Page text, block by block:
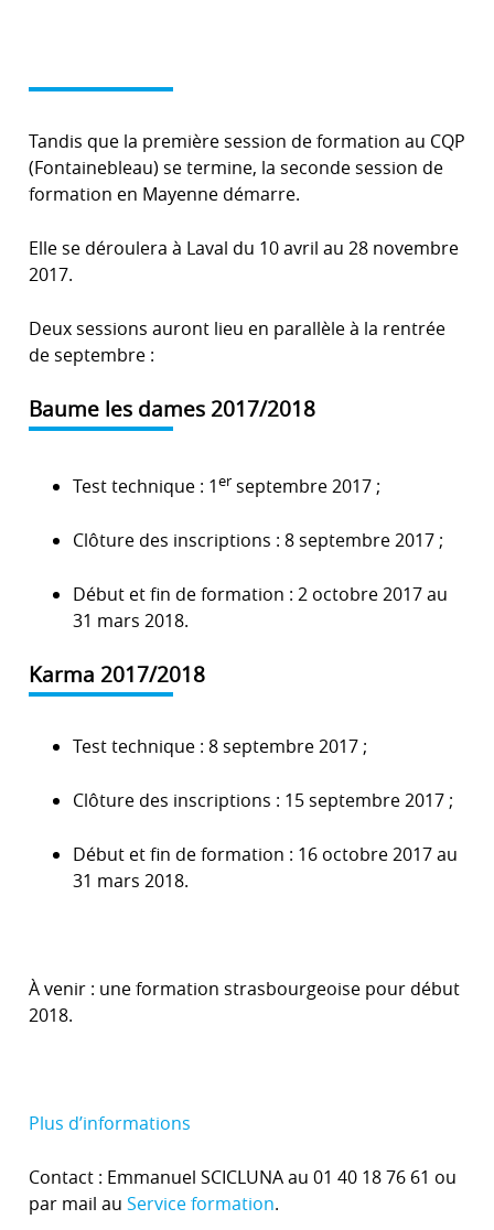
Tandis que la première session de formation au CQP
(Fontainebleau) se termine, la seconde session de
formation en Mayenne démarre.
Elle se déroulera à Laval du 10 avril au 28 novembre
2017.
Deux sessions auront lieu en parallèle à la rentrée
de septembre :
Baume les dames 2017/2018
Test technique : 1er septembre 2017 ;
Clôture des inscriptions : 8 septembre 2017 ;
Début et fin de formation : 2 octobre 2017 au
31 mars 2018.
Karma 2017/2018
Test technique : 8 septembre 2017 ;
Clôture des inscriptions : 15 septembre 2017 ;
Début et fin de formation : 16 octobre 2017 au
31 mars 2018.
À venir : une formation strasbourgeoise pour début
2018.
Plus d’informations
Contact : Emmanuel SCICLUNA au 01 40 18 76 61 ou
par mail au Service formation.